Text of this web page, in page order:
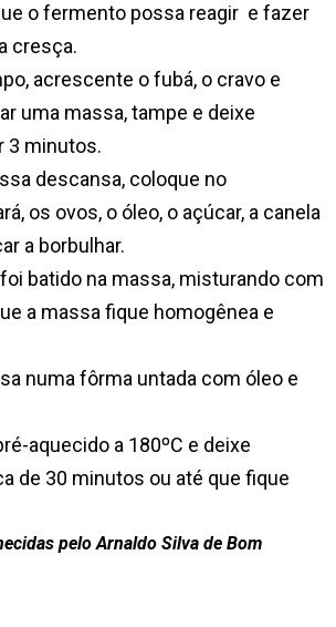
o fermento possa reagir e fazer
cresça.
acrescente o fubá, o cravo e
uma massa, tampe e deixe
3 minutos.
descansa, coloque no
os ovos, o óleo, o açúcar, a canela
a borbulhar.
batido na massa, misturando com
a massa fique homogênea e
numa fôrma untada com óleo e
aquecido a 180ºC e deixe
de 30 minutos ou até que fique
pelo Arnaldo Silva de Bom